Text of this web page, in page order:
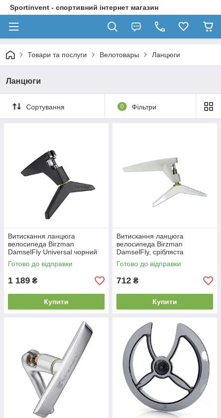
Sportinvent - спортивний інтернет магазин
Товари та послуги Велотовары Ланцюги
Ланцюги
Сортування 0 Фільтри
Витискання ланцюга
велосипеда Birzman
DamselFly Universal чорний
Готово до відправки
1 189 ₴
Купити
Витискання ланцюга
велосипеда Birzman
DamselFly, срібляста
Готово до відправки
712 ₴
Купити